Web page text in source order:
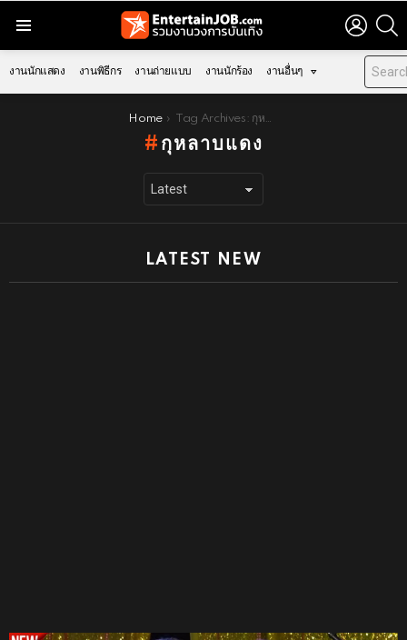
LOGIN
งานนักแสดง งานพิธีกร งานถ่ายแบบ งานนักร้อง งานอื่นๆ
Home Tag Archives: กุหลาบแดง
กุหลาบแดง
LATEST NEW